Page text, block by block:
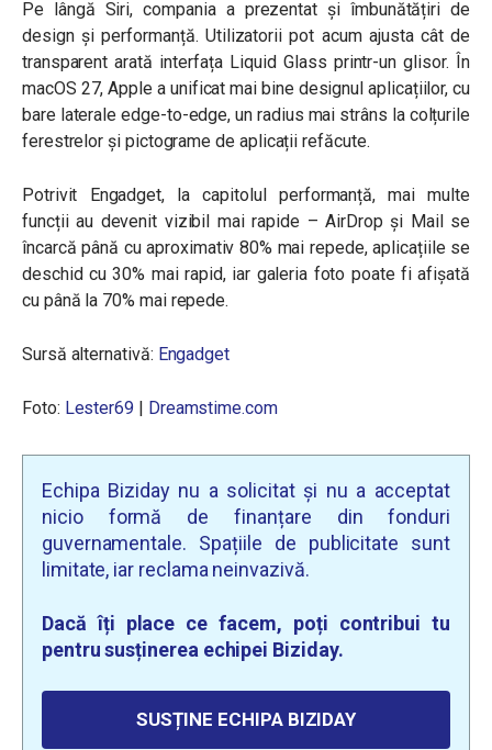
Pe lângă Siri, compania a prezentat și îmbunătățiri de
design și performanță. Utilizatorii pot acum ajusta cât de
transparent arată interfața Liquid Glass printr-un glisor. În
macOS 27, Apple a unificat mai bine designul aplicațiilor, cu
bare laterale edge-to-edge, un radius mai strâns la colțurile
ferestrelor și pictograme de aplicații refăcute.
Potrivit Engadget, la capitolul performanță, mai multe
funcții au devenit vizibil mai rapide – AirDrop și Mail se
încarcă până cu aproximativ 80% mai repede, aplicațiile se
deschid cu 30% mai rapid, iar galeria foto poate fi afișată
cu până la 70% mai repede.
Sursă alternativă: Engadget
Foto: Lester69 | Dreamstime.com
Echipa Biziday nu a solicitat și nu a acceptat
nicio formă de finanțare din fonduri
guvernamentale. Spațiile de publicitate sunt
limitate, iar reclama neinvazivă.
Dacă îți place ce facem, poți contribui tu
pentru susținerea echipei Biziday.
SUSȚINE ECHIPA BIZIDAY